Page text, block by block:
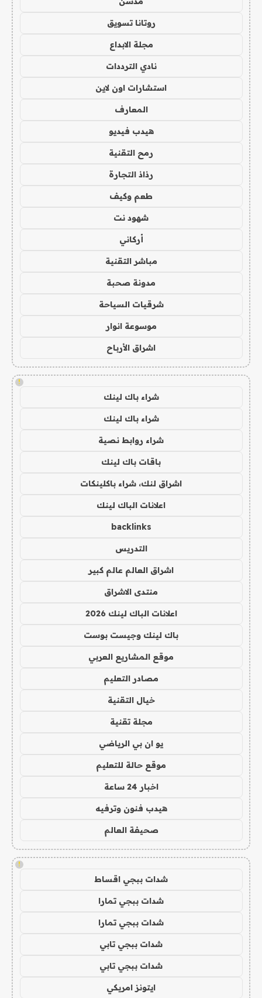
روتانا تسويق
مجلة الابداع
نادي الترددات
استشارات اون لاين
المعارف
هيدب فيديو
رمح التقنية
رذاذ التجارة
طعم وكيف
شهود نت
أركاني
مباشر التقنية
مدونة صحبة
شرقيات السياحة
موسوعة انوار
اشراق الأرباح
!
شراء باك لينك
شراء باك لينك
شراء روابط نصية
باقات باك لينك
اشراق لنك، شراء باكلينكات
اعلانات الباك لينك
backlinks
التدريس
اشراق العالم عالم كبير
منتدى الاشراق
اعلانات الباك لينك 2026
باك لينك وجيست بوست
موقع المشاريع العربي
مصادر التعليم
خيال التقنية
مجلة تقنية
يو ان بي الرياضي
موقع حالة للتعليم
اخبار 24 ساعة
هيدب فنون وترفيه
صحيفة العالم
!
شدات ببجي اقساط
شدات ببجي تمارا
شدات ببجي تمارا
شدات ببجي تابي
شدات ببجي تابي
ايتونز امريكي